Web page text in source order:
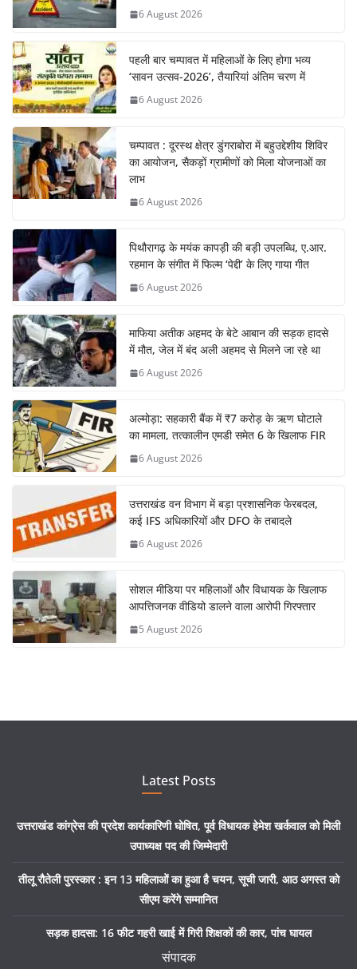
6 August 2026
पहली बार चम्पावत में महिलाओं के लिए होगा भव्य
‘सावन उत्सव-2026’, तैयारियां अंतिम चरण में
6 August 2026
चम्पावत : दूरस्थ क्षेत्र डुंगराबोरा में बहुउद्देशीय शिविर
का आयोजन, सैकड़ों ग्रामीणों को मिला योजनाओं का
लाभ
6 August 2026
पिथौरागढ़ के मयंक कापड़ी की बड़ी उपलब्धि, ए.आर.
रहमान के संगीत में फिल्म ‘पेद्दी’ के लिए गाया गीत
6 August 2026
माफिया अतीक अहमद के बेटे आबान की सड़क हादसे
में मौत, जेल में बंद अली अहमद से मिलने जा रहे था
6 August 2026
अल्मोड़ा: सहकारी बैंक में ₹7 करोड़ के ऋण घोटाले
का मामला, तत्कालीन एमडी समेत 6 के खिलाफ FIR
6 August 2026
उत्तराखंड वन विभाग में बड़ा प्रशासनिक फेरबदल,
कई IFS अधिकारियों और DFO के तबादले
6 August 2026
सोशल मीडिया पर महिलाओं और विधायक के खिलाफ
आपत्तिजनक वीडियो डालने वाला आरोपी गिरफ्तार
5 August 2026
Latest Posts
उत्तराखंड कांग्रेस की प्रदेश कार्यकारिणी घोषित, पूर्व विधायक हेमेश खर्कवाल को मिली
उपाध्यक्ष पद की जिम्मेदारी
तीलू रौतेली पुरस्कार : इन 13 महिलाओं का हुआ है चयन, सूची जारी, आठ अगस्त को
सीएम करेंगे सम्मानित
सड़क हादसा: 16 फीट गहरी खाई में गिरी शिक्षकों की कार, पांच घायल
संपादक